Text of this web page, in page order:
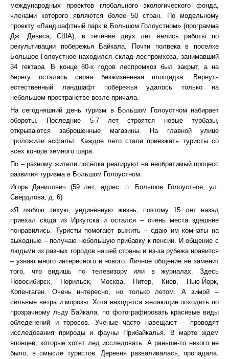
международных проектов глобального экологического фонда,
членами которого являются более 50 стран. По модельному
проекту «Ландшафтный парк в Большом Голоустном» (программа
Дж. Девиса, США), в течение двух лет велись работы по
рекультивации побережья Байкала. Почти полвека в поселке
Большое Голоустное находился склад леспромхоза, занимавший
34 гектара. В конце 80-х годов леспромхоз был закрыт, а на
берегу осталась серая безжизненная площадка. Вернуть
естественный ландшафт побережья удалось только на
небольшом пространстве возле причала.
На сегодняшний день туризм в Большом Голоустном набирает
обороты. Последние 5-7 лет строятся новые турбазы,
открываются заброшенные магазины. На главной улице
проложили асфальт. Каждое лето стали приезжать туристы со
всех концов земного шара.
По – разному жители посёлка реагируют на необратимый процесс
развития туризма в Большом Голоустном.
Игорь Данилович (59 лет, адрес: п. Большое Голоустное, ул.
Свердлова, д. 6)
«Я люблю тихую, уединённую жизнь, поэтому 15 лет назад
приехал сюда из Иркутска и остался – очень места здешние
понравились. Туристы помогают выжить – сдаю им комнаты на
выходные – получаю небольшую прибавку к пенсии. И общение с
людьми из разных городов нашей страны и из-за рубежа нравится
– узнаю много интересного и нового. Личное общение не заменит
того, что видишь по телевизору или в журналах. Здесь
Новосибирск, Норильск, Москва, Питер, Киев, Нью-Йорк,
Копенгаген. Очень интересно, но только летом. А зимой –
сильные ветра и морозы. Хотя находятся желающие походить по
прозрачному льду Байкала, по фотографировать красивые виды
обледенений и торосов. Ученые часто навещают – проводят
исследования природы и фауны Прибайкалья. В марте ждем
японцев, которые хотят лед исследовать. А раньше-то никого не
было, в смысле туристов. Деревня разваливалась, пропадала.